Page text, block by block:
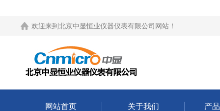
欢迎来到 北京中显恒业仪器仪表有限公司网站 ！
网站首页 关于我们 产